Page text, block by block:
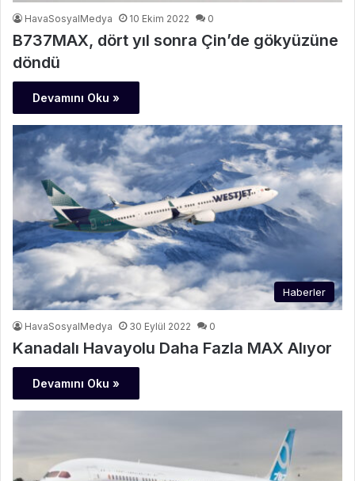
HavaSosyalMedya 10 Ekim 2022 0
B737MAX, dört yıl sonra Çin’de gökyüzüne
döndü
Devamını Oku »
Haberler
HavaSosyalMedya 30 Eylül 2022 0
Kanadalı Havayolu Daha Fazla MAX Alıyor
Devamını Oku »